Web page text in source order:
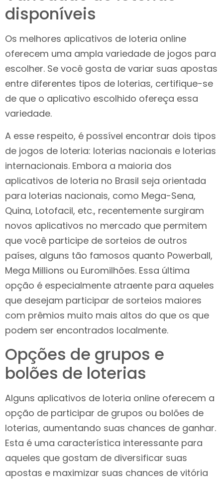
disponíveis
Os melhores aplicativos de loteria online
oferecem uma ampla variedade de jogos para
escolher. Se você gosta de variar suas apostas
entre diferentes tipos de loterias, certifique-se
de que o aplicativo escolhido ofereça essa
variedade.
A esse respeito, é possível encontrar dois tipos
de jogos de loteria: loterias nacionais e loterias
internacionais. Embora a maioria dos
aplicativos de loteria no Brasil seja orientada
para loterias nacionais, como Mega-Sena,
Quina, Lotofacil, etc., recentemente surgiram
novos aplicativos no mercado que permitem
que você participe de sorteios de outros
países, alguns tão famosos quanto Powerball,
Mega Millions ou Euromilhões. Essa última
opção é especialmente atraente para aqueles
que desejam participar de sorteios maiores
com prêmios muito mais altos do que os que
podem ser encontrados localmente.
Opções de grupos e
bolões de loterias
Alguns aplicativos de loteria online oferecem a
opção de participar de grupos ou bolões de
loterias, aumentando suas chances de ganhar.
Esta é uma característica interessante para
aqueles que gostam de diversificar suas
apostas e maximizar suas chances de vitória